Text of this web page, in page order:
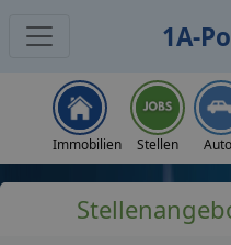
1A-
Immobilien Stellen